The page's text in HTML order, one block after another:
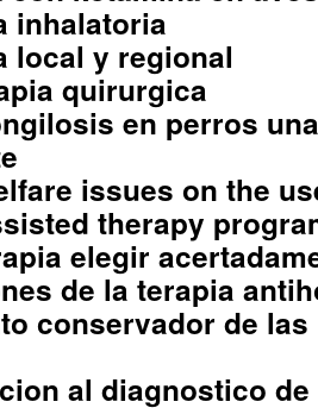
inhalatoria
local y regional
quirurgica
en perros
issues on the
therapy
elegir
de la terapia
conservador de
al diagnostico